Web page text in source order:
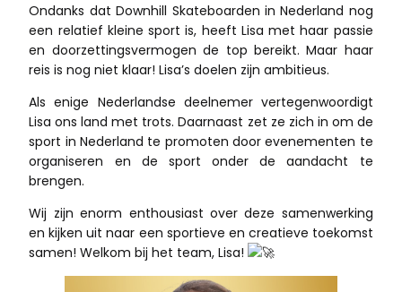
Ondanks dat Downhill Skateboarden in Nederland nog
een relatief kleine sport is, heeft Lisa met haar passie
en doorzettingsvermogen de top bereikt. Maar haar
reis is nog niet klaar! Lisa’s doelen zijn ambitieus.
Als enige Nederlandse deelnemer vertegenwoordigt
Lisa ons land met trots. Daarnaast zet ze zich in om de
sport in Nederland te promoten door evenementen te
organiseren en de sport onder de aandacht te
brengen.
Wij zijn enorm enthousiast over deze samenwerking
en kijken uit naar een sportieve en creatieve toekomst
samen! Welkom bij het team, Lisa!